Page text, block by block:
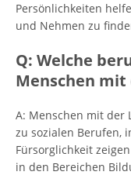
Persönlichkeiten
und Nehmen zu
Q: Welche
Menschen mit
A: Menschen mit der
zu sozialen Berufen,
Fürsorglichkeit
in den Bereichen